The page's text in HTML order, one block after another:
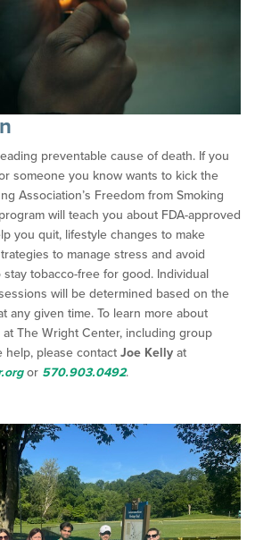
preventable cause of death. If you
someone you know wants to kick the
Association’s Freedom from Smoking
will teach you about FDA-approved
you quit, lifestyle changes to make
to manage stress and avoid
tobacco-free for good. Individual
will be determined based on the
any given time. To learn more about
The Wright Center, including group
help, please contact Joe Kelly at
or 570.903.0492.